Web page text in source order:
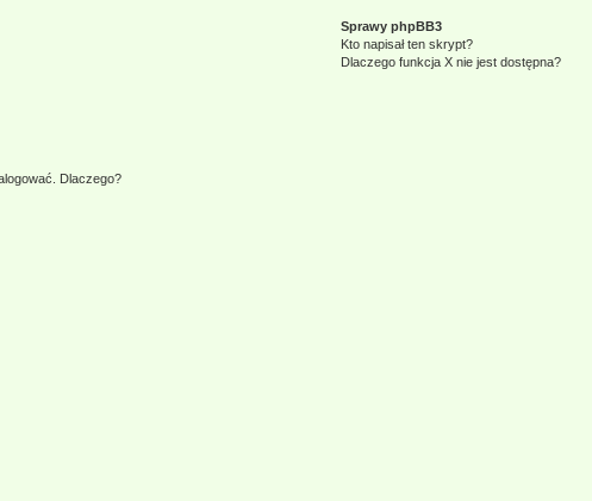
Dlaczego?
Sprawy phpBB3
Kto napisał ten skrypt?
Dlaczego funkcja X nie jest dostępna?